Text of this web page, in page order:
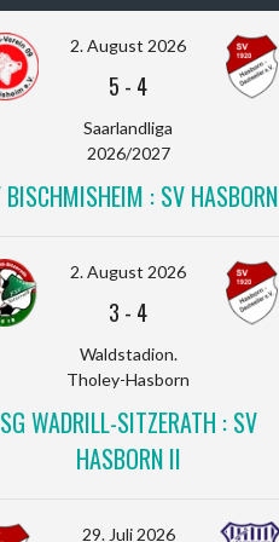
2. August 2026
5 - 4
Saarlandliga
2026/2027
BISCHMISHEIM : SV HASBORN
2. August 2026
3 - 4
Waldstadion.
Tholey-Hasborn
SG WADRILL-SITZERATH : SV
HASBORN II
29. Juli 2026